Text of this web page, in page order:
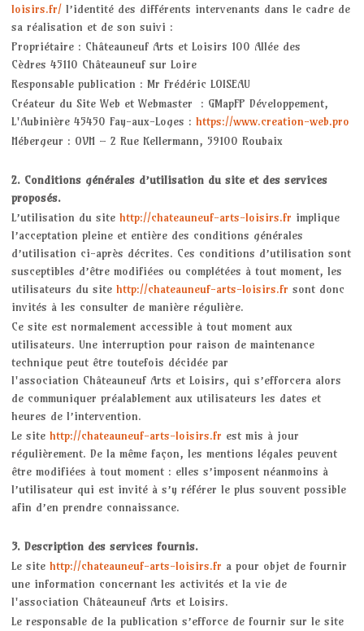
PARTY DANCE
DESSIN MANGA
Activités Ados Adultes
AQUACAL DYNAMIQUE
AQUACAL CARDIO
AQUACAL MODERE
BODY-RENFORT
DESSIN / PEINTURE
GYM DOUCE
GYM DYNAMIQUE
MARCHE NORDIQUE
PILATES
QI GONG
FITBALL
loisirs.fr/ l’identité des différents intervenants dans le cadre de
sa réalisation et de son suivi :
Propriétaire : Châteauneuf Arts et Loisirs 100 Allée des
Cèdres 45110 Châteauneuf sur Loire
Responsable publication : Mr Frédéric LOISEAU
Créateur du Site Web et Webmaster : GMapFP Développement,
L'Aubinière 45450 Fay-aux-Loges : https://www.creation-web.pro
Hébergeur : OVH – 2 Rue Kellermann, 59100 Roubaix
2. Conditions générales d’utilisation du site et des services
proposés.
L’utilisation du site http://chateauneuf-arts-loisirs.fr implique
l’acceptation pleine et entière des conditions générales
d’utilisation ci-après décrites. Ces conditions d’utilisation sont
susceptibles d’être modifiées ou complétées à tout moment, les
utilisateurs du site http://chateauneuf-arts-loisirs.fr sont donc
invités à les consulter de manière régulière.
Ce site est normalement accessible à tout moment aux
utilisateurs. Une interruption pour raison de maintenance
technique peut être toutefois décidée par
l'association Châteauneuf Arts et Loisirs, qui s’efforcera alors
de communiquer préalablement aux utilisateurs les dates et
heures de l’intervention.
Le site http://chateauneuf-arts-loisirs.fr est mis à jour
régulièrement. De la même façon, les mentions légales peuvent
être modifiées à tout moment : elles s’imposent néanmoins à
l’utilisateur qui est invité à s’y référer le plus souvent possible
afin d’en prendre connaissance.
3. Description des services fournis.
Le site http://chateauneuf-arts-loisirs.fr a pour objet de fournir
une information concernant les activités et la vie de
l'association Châteauneuf Arts et Loisirs.
Le responsable de la publication s’efforce de fournir sur le site